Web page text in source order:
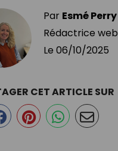
Par Esmé Perry
Rédactrice web
Le 06/10/2025
CET ARTICLE SUR